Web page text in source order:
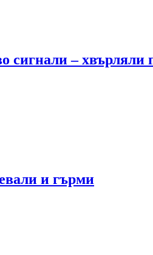
– хвърляли
и гърми